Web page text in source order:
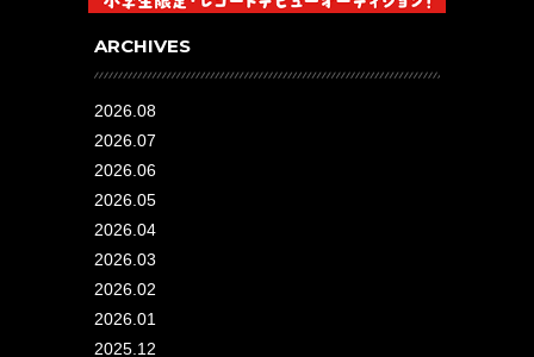
ARCHIVES
2026.08
2026.07
2026.06
2026.05
2026.04
2026.03
2026.02
2026.01
2025.12